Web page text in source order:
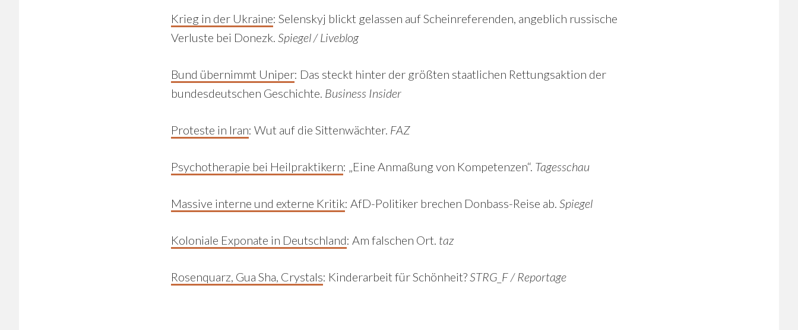
Krieg in der Ukraine: Selenskyj blickt gelassen auf Scheinreferenden, angeblich russische
Verluste bei Donezk. Spiegel / Liveblog
Bund übernimmt Uniper: Das steckt hinter der größten staatlichen Rettungsaktion der
bundesdeutschen Geschichte. Business Insider
Proteste in Iran: Wut auf die Sittenwächter. FAZ
Psychotherapie bei Heilpraktikern: „Eine Anmaßung von Kompetenzen“. Tagesschau
Massive interne und externe Kritik: AfD-Politiker brechen Donbass-Reise ab. Spiegel
Koloniale Exponate in Deutschland: Am falschen Ort. taz
Rosenquarz, Gua Sha, Crystals: Kinderarbeit für Schönheit?STRG_F / Reportage